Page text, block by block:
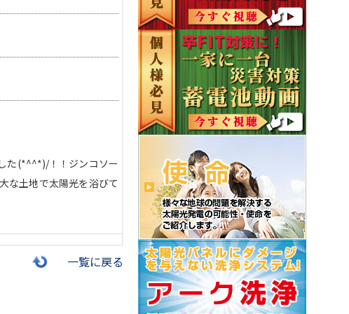
た(*^^*)/！！ジンコソー
な土地で太陽光を浴びて
一覧に戻る